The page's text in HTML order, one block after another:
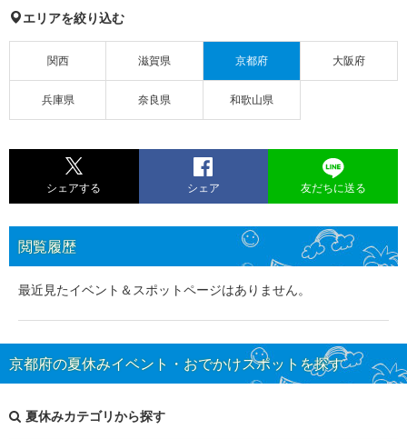
エリアを絞り込む
関西 滋賀県 京都府 大阪府
兵庫県 奈良県 和歌山県
シェアする シェア 友だちに送る
閲覧履歴
最近見たイベント＆スポットページはありません。
京都府の夏休みイベント・おでかけスポットを探す
夏休みカテゴリから探す